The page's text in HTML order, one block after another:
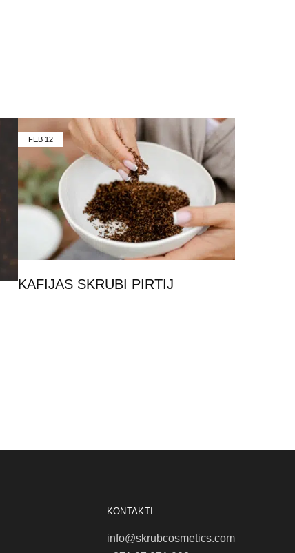
FEB 12
KAFIJAS SKRUBI PIRTIJ
KONTAKTI
info@skrubcosmetics.com